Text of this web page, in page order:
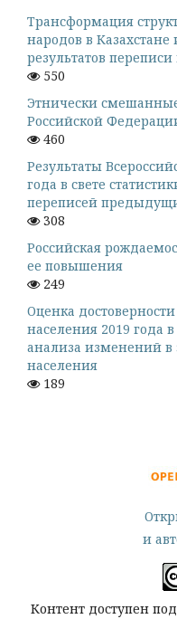
Трансформация
народов в Казахстане
результатов
550
Этнически
Российской
460
Результаты
года в свете
переписей
308
Российская
ее повышения
249
Оценка
населения 2019 года
анализа изменений в
населения
189
и
Контент доступен